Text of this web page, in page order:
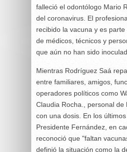
falleció el odontólogo Mario
del coronavirus. El
recibido la vacuna y es
de médicos, técnicos y
que aún no han sido
Mientras Rodríguez Saá
entre familiares, amigos,
operadores políticos como
Claudia Rocha., personal de
con una dosis. En los
Presidente Fernández, en
reconoció que "faltan
definió la situación como la